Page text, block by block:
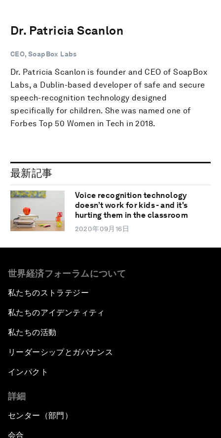
Dr. Patricia Scanlon
CEO, SoapBox Labs
Dr. Patricia Scanlon is founder and CEO of SoapBox
Labs, a Dublin-based developer of safe and secure
speech-recognition technology designed
specifically for children. She was named one of
Forbes Top 50 Women in Tech in 2018.
最新記事
Voice recognition technology
doesn’t work for kids - and it's
hurting them in the classroom
2020年09月16日
世界経済フォーラムについて
私たちのストラテジー
私たちのアイデンティティ
私たちの活動
リーダーシップとガバナンス
インパクト
詳細
センター（部門）
会合